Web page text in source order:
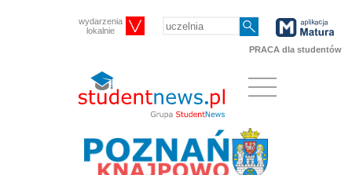
wydarzenia
lokalnie
PRACA dla studentów